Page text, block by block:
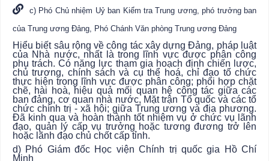
c) Phó Chủ nhiệm Uỷ ban Kiểm tra Trung ương, phó trưởng ban
của Trung ương Đảng, Phó Chánh Văn phòng Trung ương Đảng
Hiểu biết sâu rộng về công tác xây dựng Đảng, pháp luật
của Nhà nước, nhất là trong lĩnh vực được phân công
phụ trách. Có năng lực tham gia hoạch định chiến lược,
chủ trương, chính sách và cụ thể hoá, chỉ đạo tổ chức
thực hiện trong lĩnh vực được phân công; phối hợp chặt
chẽ, hài hoà, hiệu quả mối quan hệ công tác giữa các
ban đảng, cơ quan nhà nước, Mặt trận Tổ quốc và các tổ
chức chính trị - xã hội; giữa Trung ương và địa phương.
Đã kinh qua và hoàn thành tốt nhiệm vụ ở chức vụ lãnh
đạo, quản lý cấp vụ trưởng hoặc tương đương trở lên
hoặc lãnh đạo chủ chốt cấp tỉnh.
d) Phó Giám đốc Học viện Chính trị quốc gia Hồ Chí
Minh